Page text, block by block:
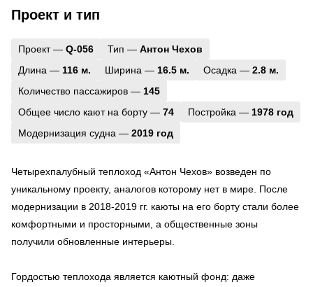
Проект и тип
Проект — Q-056 Тип — Антон Чехов
Длина — 116 м. Ширина — 16.5 м. Осадка — 2.8 м.
Количество пассажиров — 145
Общее число кают на борту — 74 Постройка — 1978 год
Модернизация судна — 2019 год
Четырехпалубный теплоход «Антон Чехов» возведен по
уникальному проекту, аналогов которому нет в мире. После
модернизации в 2018-2019 гг. каюты на его борту стали более
комфортными и просторными, а общественные зоны
получили обновленные интерьеры.
Гордостью теплохода является каютный фонд: даже